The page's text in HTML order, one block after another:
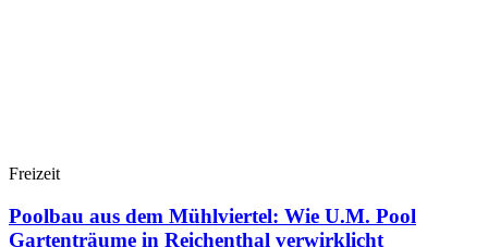
Freizeit
Poolbau aus dem Mühlviertel: Wie U.M. Pool
Gartenträume in Reichenthal verwirklicht